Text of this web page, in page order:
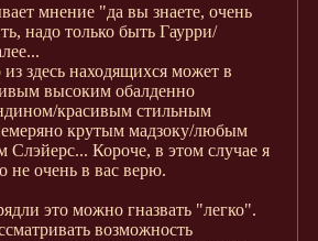
мнение "да вы знаете, очень
надо только быть Гаурри/
из здесь находящихся может в
высоким обалденно
красивым стильным
крутым мадзоку/любым
Слэйерс... Короче, в этом случае я
не очень в вас верю.
это можно гназвать "легко".
возможность